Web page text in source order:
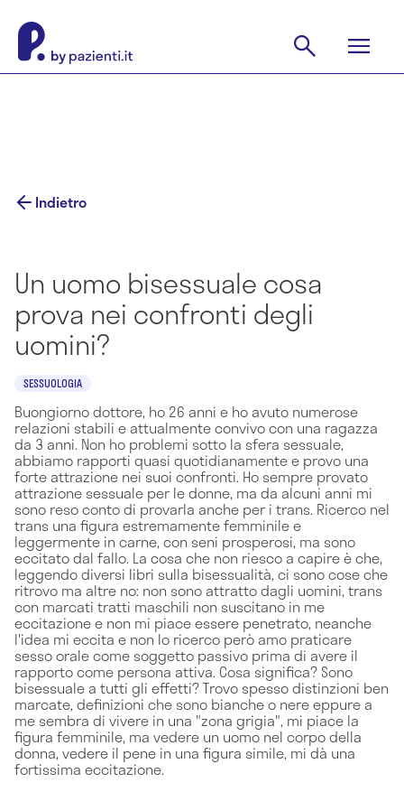
Indietro
Un uomo bisessuale cosa
prova nei confronti degli
uomini?
SESSUOLOGIA
Buongiorno dottore, ho 26 anni e ho avuto numerose
relazioni stabili e attualmente convivo con una ragazza
da 3 anni. Non ho problemi sotto la sfera sessuale,
abbiamo rapporti quasi quotidianamente e provo una
forte attrazione nei suoi confronti. Ho sempre provato
attrazione sessuale per le donne, ma da alcuni anni mi
sono reso conto di provarla anche per i trans. Ricerco nel
trans una figura estremamente femminile e
leggermente in carne, con seni prosperosi, ma sono
eccitato dal fallo. La cosa che non riesco a capire è che,
leggendo diversi libri sulla bisessualità, ci sono cose che
ritrovo ma altre no: non sono attratto dagli uomini, trans
con marcati tratti maschili non suscitano in me
eccitazione e non mi piace essere penetrato, neanche
l'idea mi eccita e non lo ricerco però amo praticare
sesso orale come soggetto passivo prima di avere il
rapporto come persona attiva. Cosa significa? Sono
bisessuale a tutti gli effetti? Trovo spesso distinzioni ben
marcate, definizioni che sono bianche o nere eppure a
me sembra di vivere in una "zona grigia", mi piace la
figura femminile, ma vedere un uomo nel corpo della
donna, vedere il pene in una figura simile, mi dà una
fortissima eccitazione.